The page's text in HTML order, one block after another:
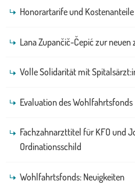
Honorartarife und
Lana Zupančič-Čepić zur
Volle Solidarität mit
Evaluation des Wohlfahrtsfonds
Fachzahnarzttitel für KFO und
Ordinationsschild
Wohlfahrtsfonds: Neuigkeiten